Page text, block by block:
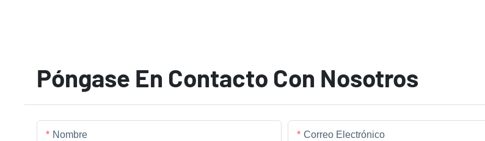
Póngase En Contacto Con Nosotros
Nombre Correo Electrónico